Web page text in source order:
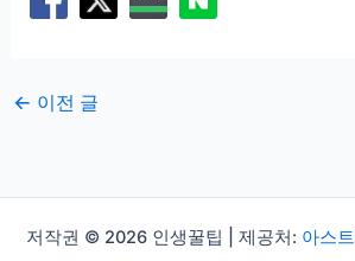
← 이전 글
저작권 © 2026 인생꿀팁 | 제공처: 아스